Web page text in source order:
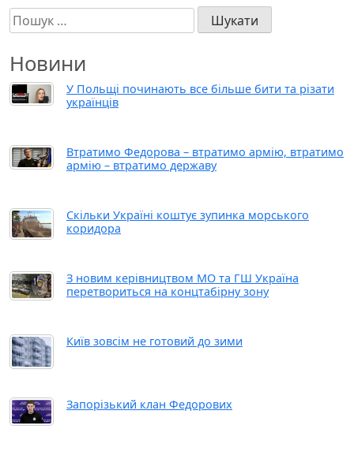
Пошук:
Новини
У Польщі починають все більше бити та різати
українців
Втратимо Федорова – втратимо армію, втратимо
армію – втратимо державу
Скільки Україні коштує зупинка морського
коридора
З новим керівництвом МО та ГШ Україна
перетвориться на концтабірну зону
Київ зовсім не готовий до зими
Запорізький клан Федорових